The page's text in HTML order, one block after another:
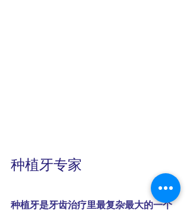
种植牙专家
种植牙是牙齿治疗里最复杂最大的一个